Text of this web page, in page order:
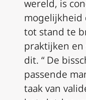
wereld, is
mogelijkheid
tot stand te
praktijken en
dit. “ De
passende
taak van